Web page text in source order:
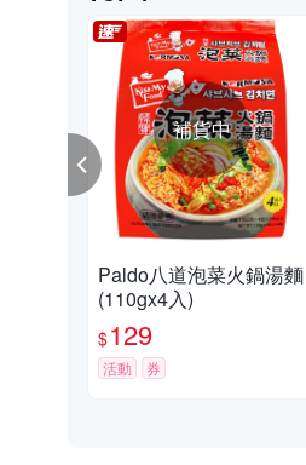
補貨中
Paldo八道泡菜火鍋湯麵
(110gx4入)
$129
活動 券